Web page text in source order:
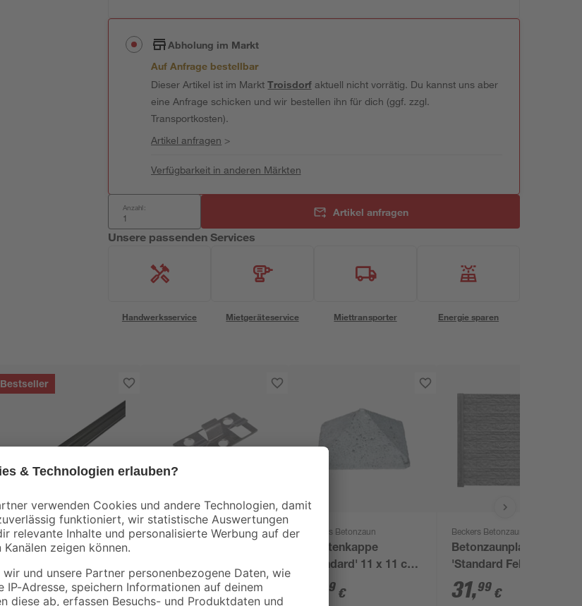
Abholung im Markt
Auf Anfrage bestellbar
Dieser Artikel ist im MarktTroisdorfaktuell nicht vorrätig. Du kannst uns aber
eine Anfrage schicken und wir bestellen ihn für dich (ggf. zzgl.
Transportkosten).
Artikel anfragen >
Verfügbarkeit in anderen Märkten
Anzahl: Artikel anfragen
Unsere passenden Services
Handwerksservice Mietgeräteservice Miettransporter Energie sparen
Bestseller
WPC-
anthrazit 2500 x 60 x
30 mm
19,99 €
Kovalex
15,99€
Beckers Betonzaun
Pfostenkappe
'Standard' 11 x 11 cm
99 €
Beckers Betonzaun
Betonzaunplatte
'Standard Fels' 200 x
38,5 x 3,5 cm grau
31,99 €